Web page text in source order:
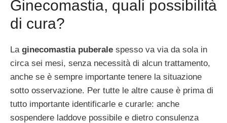
Ginecomastia, quali possibilità
di cura?
La ginecomastia puberale spesso va via da sola in
circa sei mesi, senza necessità di alcun trattamento,
anche se è sempre importante tenere la situazione
sotto osservazione. Per tutte le altre cause è prima di
tutto importante identificarle e curarle: anche
sospendere laddove possibile e dietro consulenza